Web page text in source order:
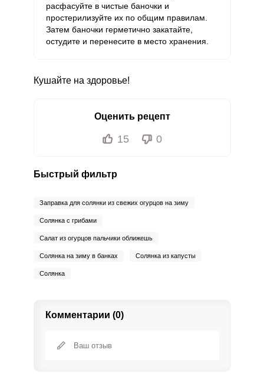
расфасуйте в чистые баночки и
простерилизуйте их по общим правилам.
Затем баночки герметично закатайте,
остудите и перенесите в место хранения.
Кушайте на здоровье!
Оценить рецепт
15 0
Быстрый фильтр
Заправка для солянки из свежих огурцов на зиму
Солянка с грибами
Салат из огурцов пальчики оближешь
Солянка на зиму в банках Солянка из капусты
Солянка
Комментарии (0)